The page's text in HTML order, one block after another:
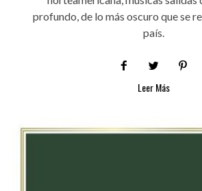
profundo, de lo más oscuro que se
país.
Leer Más